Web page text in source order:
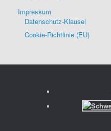
Impressum
Datenschutz-Klausel
Cookie-Richtlinie (EU)